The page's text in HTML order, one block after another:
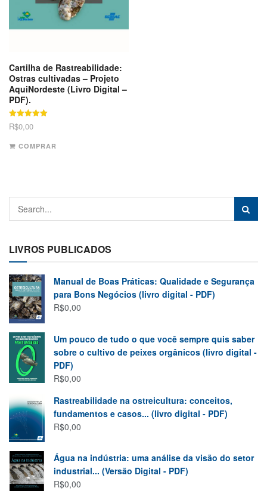
Cartilha de Rastreabilidade:
Ostras cultivadas – Projeto
AquiNordeste (Livro Digital –
PDF).
Avaliação
5.00
R$0,00
COMPRAR
LIVROS PUBLICADOS
Manual de Boas Práticas: Qualidade e Segurança
para Bons Negócios (livro digital - PDF)
R$0,00
Um pouco de tudo o que você sempre quis saber
sobre o cultivo de peixes orgânicos (livro digital -
PDF)
R$0,00
Rastreabilidade na ostreicultura: conceitos,
fundamentos e casos... (livro digital - PDF)
R$0,00
Água na indústria: uma análise da visão do setor
industrial... (Versão Digital - PDF)
R$0,00